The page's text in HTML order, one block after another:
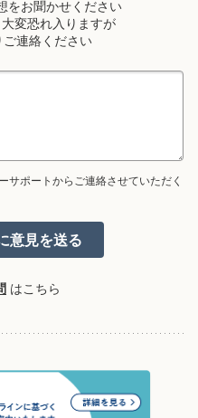
をお聞かせください
変恐れ入りますが
ご連絡ください
サポートからご連絡させていただく
はこちら